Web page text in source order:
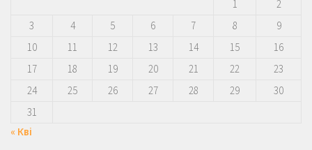
1
2
3
4 5 6 7 8
9
10
11 12 13 14 15
16
17
18 19 20 21 22
23
24
25 26 27 28 29
30
31
« Кві